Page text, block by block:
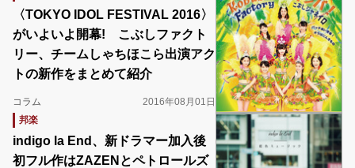
〈TOKYO IDOL FESTIVAL 2016〉
がいよいよ開幕! こぶしファクト
リー、チームしゃちほこら出演アク
トの新作をまとめて紹介
コラム
2016年08月01日
邦楽
indigo la End、新ドラマー加入後
初フル作はZAZENとペトロールズ